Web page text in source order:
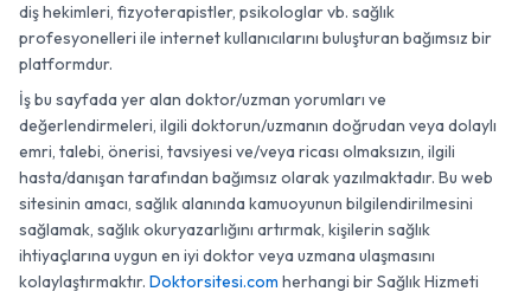
diş hekimleri, fizyoterapistler, psikologlar vb. sağlık
profesyonelleri ile internet kullanıcılarını buluşturan bağımsız bir
platformdur.
İş bu sayfada yer alan doktor/uzman yorumları ve
değerlendirmeleri, ilgili doktorun/uzmanın doğrudan veya dolaylı
emri, talebi, önerisi, tavsiyesi ve/veya ricası olmaksızın, ilgili
hasta/danışan tarafından bağımsız olarak yazılmaktadır. Bu web
sitesinin amacı, sağlık alanında kamuoyunun bilgilendirilmesini
sağlamak, sağlık okuryazarlığını artırmak, kişilerin sağlık
ihtiyaçlarına uygun en iyi doktor veya uzmana ulaşmasını
kolaylaştırmaktır. Doktorsitesi.com herhangi bir Sağlık Hizmeti